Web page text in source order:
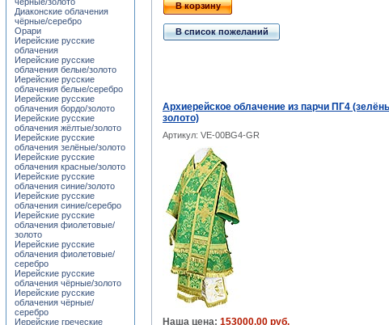
В корзину
В список пожеланий
Архиерейское облачение из парчи ПГ4
золото)
Артикул: VE-00BG4-GR
Наша цена: 153000.00 руб.
Диаконские облачения
чёрные/серебро
Орари
Иерейские русские
облачения
Иерейские русские
облачения белые/золото
Иерейские русские
облачения белые/серебро
Иерейские русские
облачения бордо/золото
Иерейские русские
облачения жёлтые/золото
Иерейские русские
облачения зелёные/золото
Иерейские русские
облачения красные/золото
Иерейские русские
облачения синие/золото
Иерейские русские
облачения синие/серебро
Иерейские русские
облачения фиолетовые/
золото
Иерейские русские
облачения фиолетовые/
серебро
Иерейские русские
облачения чёрные/золото
Иерейские русские
облачения чёрные/
серебро
Иерейские греческие